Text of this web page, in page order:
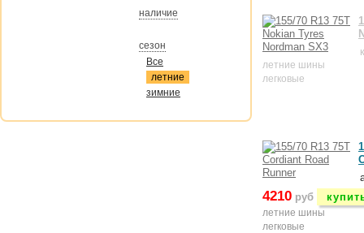
наличие
сезон
Все
летние
зимние
летние шины
легковые
4210 руб
летние шины
легковые